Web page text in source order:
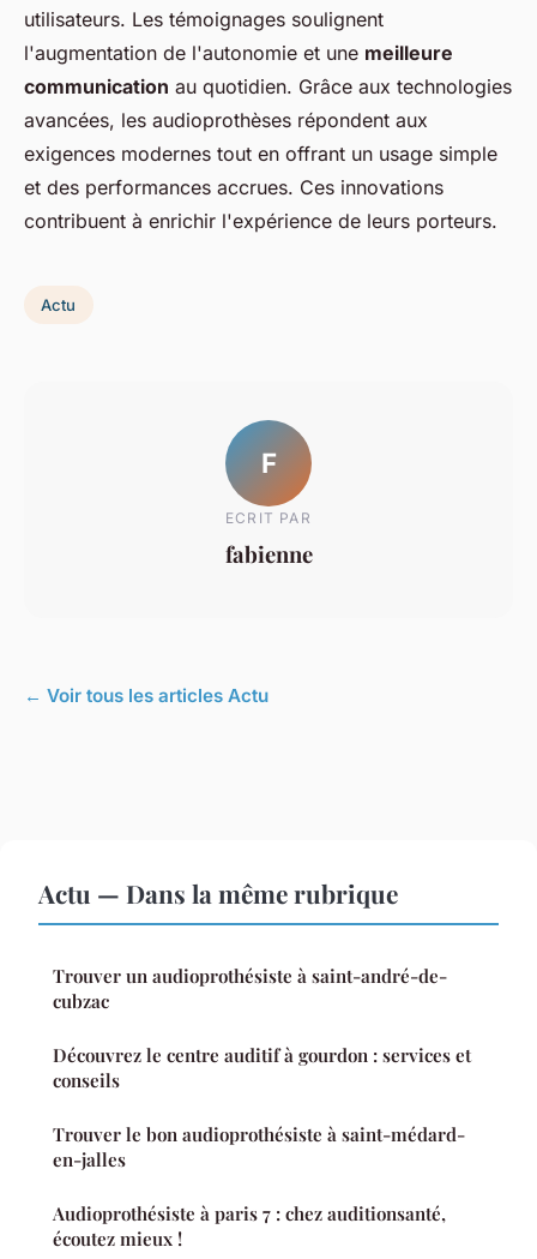
utilisateurs. Les témoignages soulignent
l'augmentation de l'autonomie et une meilleure
communication au quotidien. Grâce aux technologies
avancées, les audioprothèses répondent aux
exigences modernes tout en offrant un usage simple
et des performances accrues. Ces innovations
contribuent à enrichir l'expérience de leurs porteurs.
Actu
F
ECRIT PAR
fabienne
← Voir tous les articles Actu
Actu — Dans la même rubrique
Trouver un audioprothésiste à saint-andré-de-
cubzac
Découvrez le centre auditif à gourdon : services et
conseils
Trouver le bon audioprothésiste à saint-médard-
en-jalles
Audioprothésiste à paris 7 : chez auditionsanté,
écoutez mieux !